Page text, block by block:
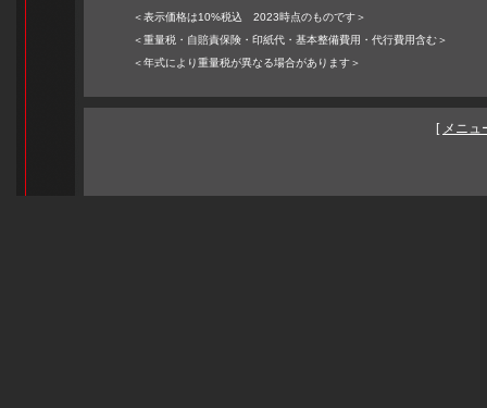
＜表示価格は10%税込 2023時点のものです＞
＜重量税・自賠責保険・印紙代・基本整備費用・代行費用含む＞
＜年式により重量税が異なる場合があります＞
[ メニュ